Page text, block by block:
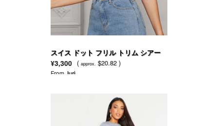
スイス ドット フリル トリム シアー
ブラウス
¥3,300 ( approx. $20.82 )
From Juri